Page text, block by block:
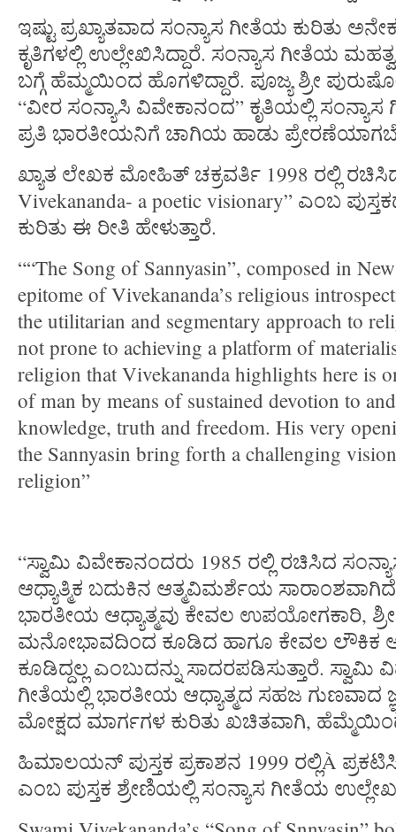
ಇಷ್ಟು ಪ್ರಖ್ಯಾತವಾದ ಸಂನ್ಯಾಸ ಗೀತೆಯ ಕುರಿತು
ಕೃತಿಗಳಲ್ಲಿ ಉಲ್ಲೇಖಿಸಿದ್ದಾರೆ. ಸಂನ್ಯಾಸ ಗೀತೆಯ
ಬಗ್ಗೆ ಹೆಮ್ಮಯಿಂದ ಹೊಗಳಿದ್ದಾರೆ. ಪೂಜ್ಯ ಶ್ರೀ
“ವೀರ ಸಂನ್ಯಾಸಿ ವಿವೇಕಾನಂದ” ಕೃತಿಯಲ್ಲಿ ಸಂನ್ಯಾಸ
ಪ್ರತಿ ಭಾರತೀಯನಿಗೆ ಚಾಗಿಯ ಹಾಡು
ಖ್ಯಾತ ಲೇಖಕ ಮೋಹಿತ್ ಚಕ್ರವರ್ತಿ 1998 ರಲ್ಲಿ
Vivekananda- a poetic visionary” ಎಂಬ
ಕುರಿತು ಈ ರೀತಿ ಹೇಳುತ್ತಾರೆ.
““The Song of Sannyasin”, composed in
epitome of Vivekananda’s religious
the utilitarian and segmentary approach to
not prone to achieving a platform of
religion that Vivekananda highlights here is
of man by means of sustained devotion to
knowledge, truth and freedom. His very
the Sannyasin bring forth a challenging
religion”
“ಸ್ವಾಮಿ ವಿವೇಕಾನಂದರು 1985 ರಲ್ಲಿ ರಚಿಸಿದ
ಆಧ್ಯಾತ್ಮಿಕ ಬದುಕಿನ ಆತ್ಮವಿಮರ್ಶೆಯ
ಭಾರತೀಯ ಆಧ್ಯಾತ್ಮವು ಕೇವಲ ಉಪಯೋಗಕಾರಿ,
ಮನೋಭಾವದಿಂದ ಕೂಡಿದ ಹಾಗೂ ಕೇವಲ ಲೌಕಿಕ
ಕೂಡಿದ್ದಲ್ಲ ಎಂಬುದನ್ನು ಸಾದರಪಡಿಸುತ್ತಾರೆ.
ಗೀತೆಯಲ್ಲಿ ಭಾರತೀಯ ಆಧ್ಯಾತ್ಮದ ಸಹಜ ಗುಣವಾದ
ಮೋಕ್ಷದ ಮಾರ್ಗಗಳ ಕುರಿತು ಖಚಿತವಾಗಿ,
ಹಿಮಾಲಯನ್ ಪುಸ್ತಕ ಪ್ರಕಾಶನ 1999 ರಲ್ಲಿÀ
ಎಂಬ ಪುಸ್ತಕ ಶ್ರೇಣಿಯಲ್ಲಿ ಸಂನ್ಯಾಸ ಗೀತೆಯ